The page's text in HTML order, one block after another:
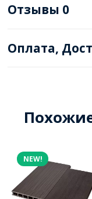
Отзывы 0
Оплата,
NEW!